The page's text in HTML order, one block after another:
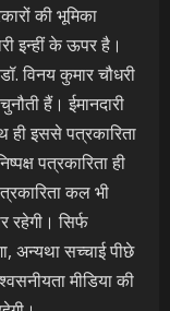
की भूमिका
इन्हीं के ऊपर है।
विनय कुमार चौधरी
हैं। ईमानदारी
इससे पत्रकारिता
पत्रकारिता ही
कल भी
रहेगी। सिर्फ
अन्यथा सच्चाई पीछे
मीडिया की